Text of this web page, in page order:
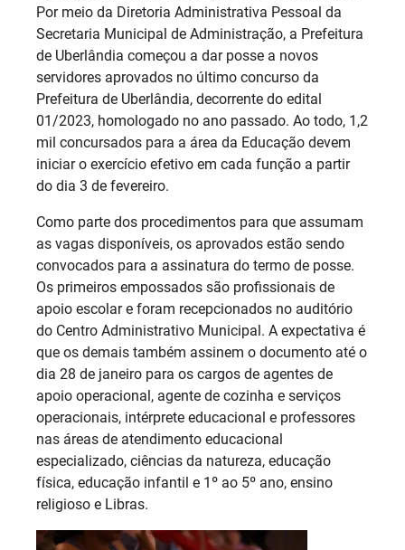
Por meio da Diretoria Administrativa Pessoal da
Secretaria Municipal de Administração, a Prefeitura
de Uberlândia começou a dar posse a novos
servidores aprovados no último concurso da
Prefeitura de Uberlândia, decorrente do edital
01/2023, homologado no ano passado. Ao todo, 1,2
mil concursados para a área da Educação devem
iniciar o exercício efetivo em cada função a partir
do dia 3 de fevereiro.
Como parte dos procedimentos para que assumam
as vagas disponíveis, os aprovados estão sendo
convocados para a assinatura do termo de posse.
Os primeiros empossados são profissionais de
apoio escolar e foram recepcionados no auditório
do Centro Administrativo Municipal. A expectativa é
que os demais também assinem o documento até o
dia 28 de janeiro para os cargos de agentes de
apoio operacional, agente de cozinha e serviços
operacionais, intérprete educacional e professores
nas áreas de atendimento educacional
especializado, ciências da natureza, educação
física, educação infantil e 1º ao 5º ano, ensino
religioso e Libras.